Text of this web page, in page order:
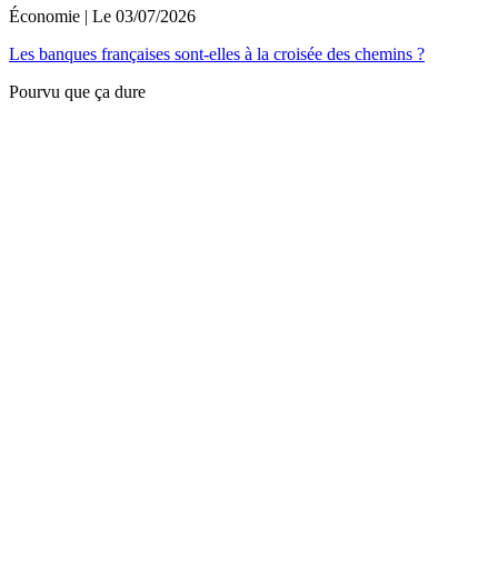
Économie | Le 03/07/2026
Les banques françaises sont-elles à la croisée des chemins ?
Pourvu que ça dure